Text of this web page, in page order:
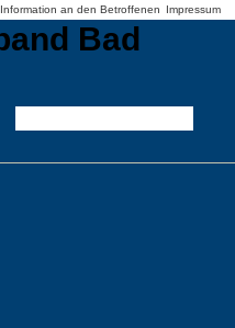
Information an den Betroffenen Impressum